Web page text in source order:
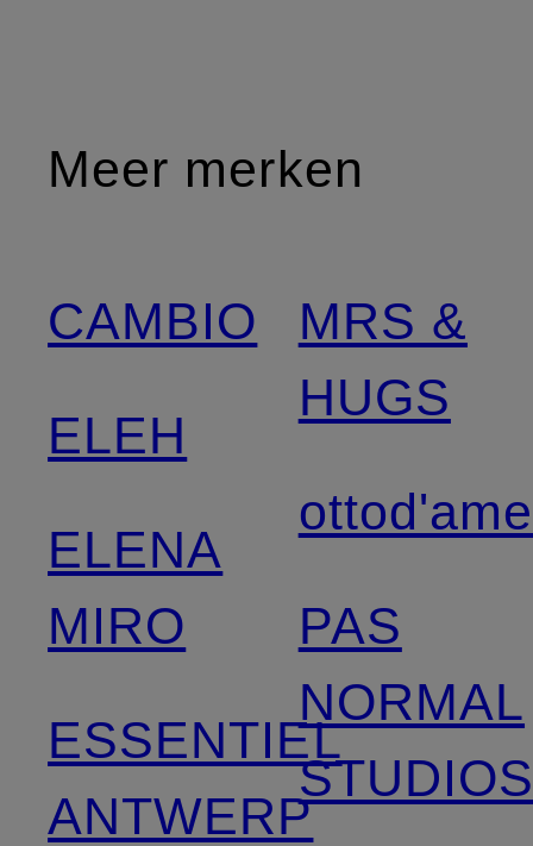
Meer merken
CAMBIO
ELEH
ELENA
MIRO
ESSENTIEL
ANTWERP
MRS &
HUGS
ottod'ame
PAS
NORMAL